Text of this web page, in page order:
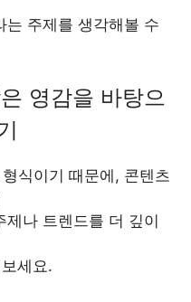
는 주제를 생각해볼 수
영감을 바탕으
식이기 때문에, 콘텐츠
나 트렌드를 더 깊이
세요.